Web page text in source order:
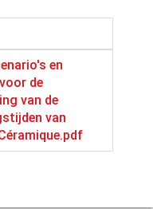
en
de
van de
van